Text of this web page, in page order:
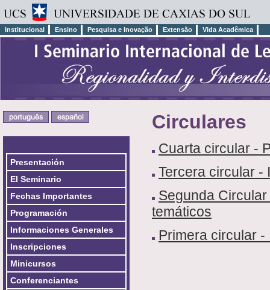
Institucional Ensino Pesquisa e Inovação Extensão Vida Acadêmica
Presentación
El Seminario
Fechas Importantes
Programación
Informaciones Generales
Inscripciones
Minicursos
Conferenciantes
Circulares
Cuarta circular -
Tercera circular -
Segunda
temáticos
Primera circular